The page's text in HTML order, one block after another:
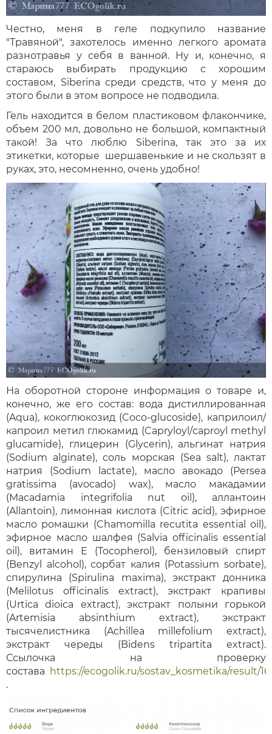
Честно, меня в геле подкупило название
"Травяной", захотелось именно легкого аромата
разнотравья у себя в ванной. Ну и, конечно, я
стараюсь выбирать продукцию с хорошим
составом, Siberina среди средств, что у меня до
этого были в этом вопросе не подводила.
Гель находится в белом пластиковом флакончике,
объем 200 мл, довольно не большой, компактный
такой! За что люблю Siberina, так это за их
этикетки, которые шершавенькие и не скользят в
руках, это, несомненно, очень удобно!
На оборотной стороне информация о товаре и,
конечно, же его состав: вода дистиллированная
(Aqua), кокоглюкозид (Coco-glucoside), каприлоил/
капроил метил глюкамид (Capryloyl/сaproyl methyl
glucamide), глицерин (Glycerin), альгинат натрия
(Sodium alginate), соль морская (Sea salt), лактат
натрия (Sodium lactate), масло авокадо (Persea
gratissima (avocado) wax), масло макадамии
(Macadamia integrifolia nut oil), аллантоин
(Allantoin), лимонная кислота (Citric acid), эфирное
масло ромашки (Chamomilla recutita essential oil),
эфирное масло шалфея (Salvia officinalis essential
oil), витамин Е (Tocopherol), бензиловый спирт
(Benzyl alcohol), сорбат калия (Potassium sorbate),
спирулина (Spirulina maxima), экстракт донника
(Melilotus officinalis extract), экстракт крапивы
(Urtica dioica extract), экстракт полыни горькой
(Artemisia absinthium extract), экстракт
тысячелистника (Achillea millefolium extract),
экстракт череды (Bidens tripartita extract).
Ссылочка на проверку
состава https://ecogolik.ru/sostav_kosmetika/result/
.